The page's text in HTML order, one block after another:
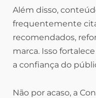
Além disso,
frequentemente
recomendados,
marca. Isso
a confiança do
Não por acaso, a